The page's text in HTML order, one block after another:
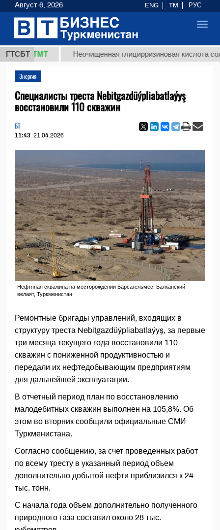
ГТСБТ
ТМТ Неочищенная глицирризиновая кислота
Энергия
Специалисты треста Nebitgazdüýpliabatlaýyş
восстановили 110 скважин
БТ
11:43 21.04.2026
Нефтяная скважина на месторождении Барсагельмес, Балканский
велаят, Туркменистан
Ремонтные бригады управлений, входящих в
структуру треста Nebitgazdüýpliabatlaýyş, за первые
три месяца текущего года восстановили 110
скважин с пониженной продуктивностью и
передали их нефтедобывающим предприятиям
для дальнейшей эксплуатации.
В отчетный период план по восстановлению
малодебитных скважин выполнен на 105,8%. Об
этом во вторник сообщили официальные СМИ
Туркменистана.
Согласно сообщению, за счет проведенных работ
по всему тресту в указанный период объем
дополнительно добытой нефти приблизился к 24
тыс. тонн.
С начала года объем дополнительно полученного
природного газа составил около 28 тыс.
Август 6, 2026 ENG TM РУС